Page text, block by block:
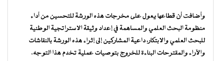
وأضافت أن قطاعها يعول على مخرجات هذه الورشة للتحسين من أداء
منظومة البحث العلمي والمساهمة في إعداد وثيقة الاستراتجية الوطنية
للبحث العلمي والابتكار، داعية المشاركين إلى إثراء هذه الورشة بالنقاشات
والآراء والمقترحات البناءة للخروج بتوصيات عملية تخدم هذا التوجه.